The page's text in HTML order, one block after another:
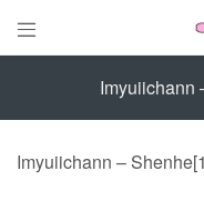

Imyuiichann
Imyuiichann –